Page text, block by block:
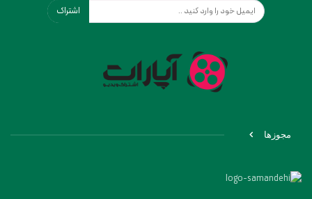
اشتراک
مجوزها